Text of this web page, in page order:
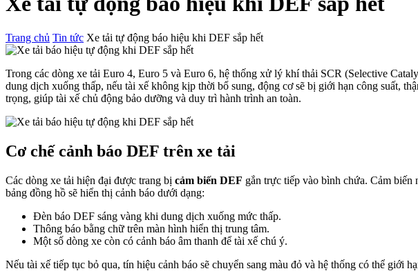
Trang chủ Tin tức Xe tải tự động báo hiệu khi DEF sắp hết
Trong các dòng xe tải Euro 4, Euro 5 và Euro 6, hệ thống xử lý khí thải SCR (Selective
dung dịch xuống thấp, nếu tài xế không kịp thời bổ sung, động cơ sẽ bị giới hạn công suất,
trọng, giúp tài xế chủ động bảo dưỡng và duy trì hành trình an toàn.
Cơ chế cảnh báo DEF trên xe tải
Các dòng xe tải hiện đại được trang bị cảm biến DEF gắn trực tiếp vào bình chứa. Cảm
bảng đồng hồ sẽ hiển thị cảnh báo dưới dạng:
Đèn báo DEF sáng vàng khi dung dịch xuống mức thấp.
Thông báo bằng chữ trên màn hình hiển thị trung tâm.
Một số dòng xe còn có cảnh báo âm thanh để tài xế chú ý.
Nếu tài xế tiếp tục bỏ qua, tín hiệu cảnh báo sẽ chuyển sang màu đỏ và hệ thống có thể giới